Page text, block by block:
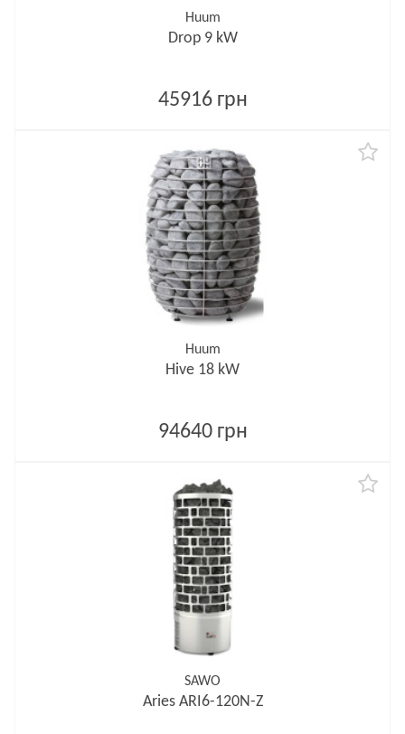
Huum
Drop 9 kW
45916 грн
Huum
Hive 18 kW
94640 грн
SAWO
Aries ARI6-120N-Z